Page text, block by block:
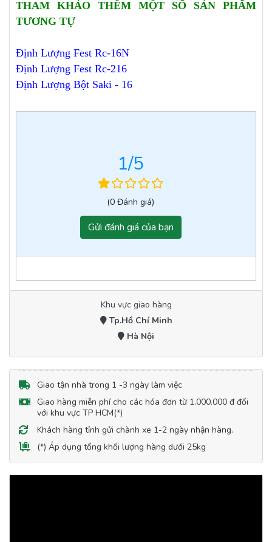
THAM KHẢO THÊM MỘT SỐ SẢN PHẨM
TƯƠNG TỰ
Định Lượng Fest Rc-16N
Định Lượng Fest Rc-216
Định Lượng Bột Saki - 16
1/5
(0 Đánh giá)
Gửi đánh giá của bạn
Khu vực giao hàng
Tp.Hồ Chí Minh
Hà Nội
Giao tận nhà trong 1 -3 ngày làm việc
Giao hàng miễn phí cho các hóa đơn từ 1.000.000 đ đối
với khu vực TP HCM(*)
Khách hàng tỉnh gửi chành xe 1-2 ngày nhận hàng.
(*) Áp dụng tổng khối lượng hàng dưới 25kg